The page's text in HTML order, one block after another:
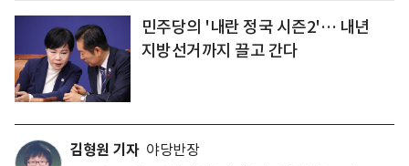
민주당의 '내란 정국 시즌2'… 내년
지방선거까지 끌고 간다
김형원 기자 야당반장